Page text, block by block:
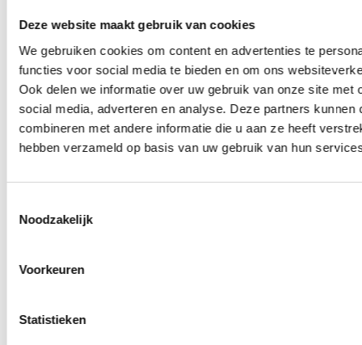
Deze website maakt gebruik van cookies
We gebruiken cookies om content en advertenties te
functies voor social media te bieden en om ons
Ook delen we informatie over uw gebruik van onze site met
social media, adverteren en analyse. Deze partners kunnen
combineren met andere informatie die u aan ze heeft
hebben verzameld op basis van uw gebruik van hun
Noodzakelijk
Voorkeuren
Statistieken